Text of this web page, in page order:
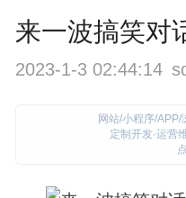
来一波搞笑对
2023-1-3 02:44:14
网站/小程序/
定制开发·运营